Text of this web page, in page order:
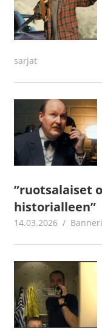
sarjat
”ruotsalaiset
historialleen”
14.03.2026 Jouni
Banneri